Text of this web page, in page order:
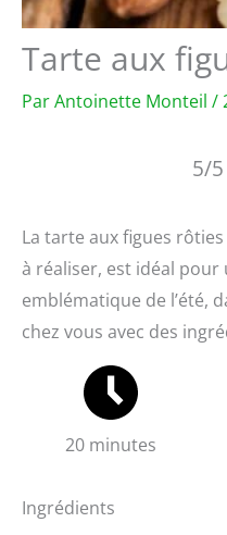
Tarte aux
ParAntoinette Monteil /
5/
La tarte aux figues
à réaliser, est idéal
emblématique de l’été,
chez vous avec des
20 minutes
Ingrédients